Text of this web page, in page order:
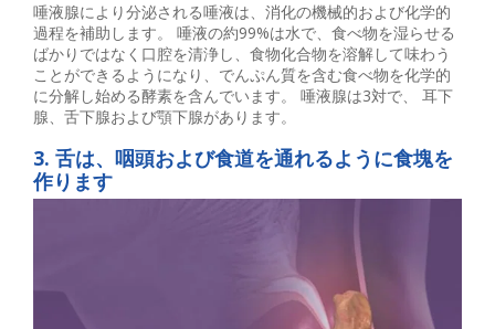
唾液腺により分泌される唾液は、消化の機械的および化学的
過程を補助します。 唾液の約99%は水で、食べ物を湿らせる
ばかりではなく口腔を清浄し、食物化合物を溶解して味わう
ことができるようになり、でんぷん質を含む食べ物を化学的
に分解し始める酵素を含んでいます。 唾液腺は3対で、 耳下
腺、舌下腺および顎下腺があります。
3. 舌は、咽頭および食道を通れるように食塊を
作ります